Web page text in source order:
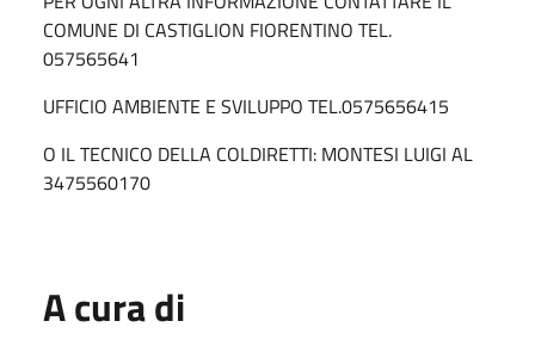
COMUNE DI CASTIGLION FIORENTINO TEL.
057565641
UFFICIO AMBIENTE E SVILUPPO TEL.0575656415
O IL TECNICO DELLA COLDIRETTI: MONTESI LUIGI AL
3475560170
A cura di